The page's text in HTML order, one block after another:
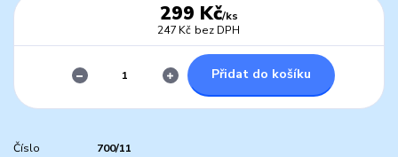
299 Kč/ks
247 Kč bez DPH
Přidat do košíku
Číslo
700/11